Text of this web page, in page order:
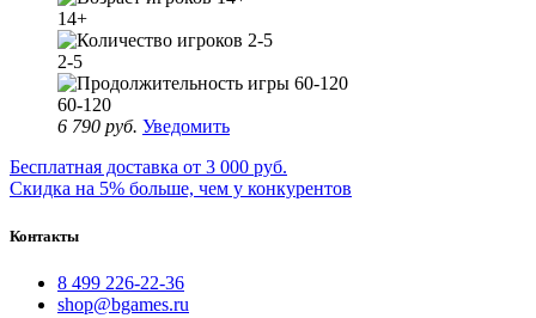
14+
2-5
60-120
6 790 руб. Уведомить
Бесплатная доставка от 3 000 руб.
Скидка на 5% больше, чем у конкурентов
Контакты
8 499 226-22-36
shop@bgames.ru